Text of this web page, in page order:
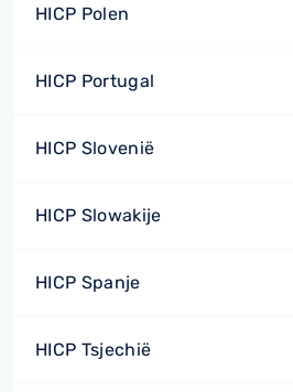
HICP Polen
HICP Portugal
HICP Slovenië
HICP Slowakije
HICP Spanje
HICP Tsjechië